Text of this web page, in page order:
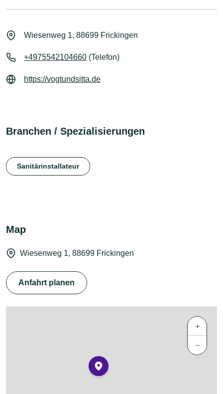
Wiesenweg 1, 88699 Frickingen
+4975542104660 (Telefon)
https://vogtundsitta.de
Branchen / Spezialisierungen
Sanitärinstallateur
Map
Wiesenweg 1, 88699 Frickingen
Anfahrt planen
+
−